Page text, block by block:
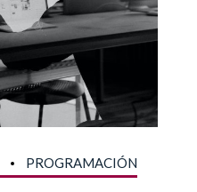
PROGRAMACIÓN